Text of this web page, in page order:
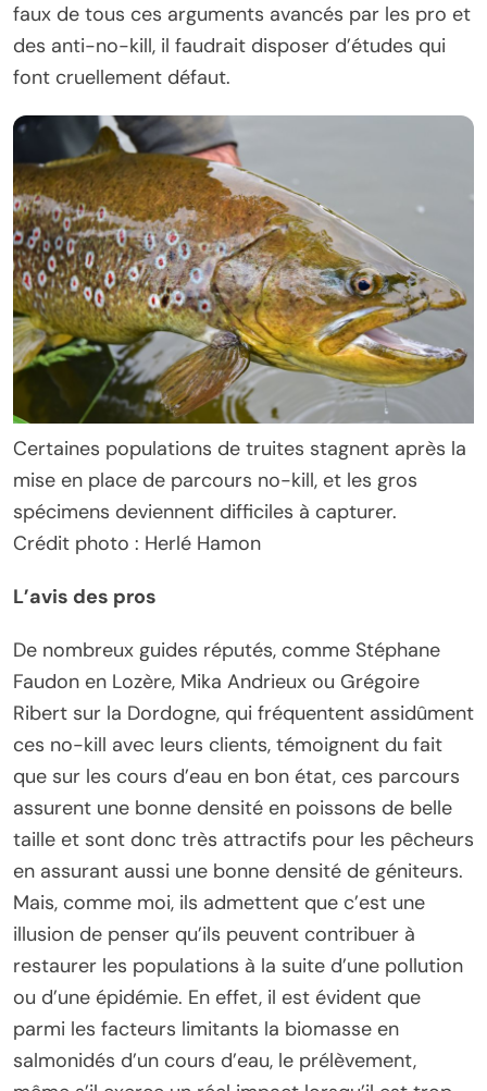
faux de tous ces arguments avancés par les pro et
des anti-no-kill, il faudrait disposer d’études qui
font cruellement défaut.
Certaines populations de truites stagnent après la
mise en place de parcours no-kill, et les gros
spécimens deviennent difficiles à capturer.
Crédit photo : Herlé Hamon
L’avis des pros
De nombreux guides réputés, comme Stéphane
Faudon en Lozère, Mika Andrieux ou Grégoire
Ribert sur la Dordogne, qui fréquentent assidûment
ces no-kill avec leurs clients, témoignent du fait
que sur les cours d’eau en bon état, ces parcours
assurent une bonne densité en poissons de belle
taille et sont donc très attractifs pour les pêcheurs
en assurant aussi une bonne densité de géniteurs.
Mais, comme moi, ils admettent que c’est une
illusion de penser qu’ils peuvent contribuer à
restaurer les populations à la suite d’une pollution
ou d’une épidémie. En effet, il est évident que
parmi les facteurs limitants la biomasse en
salmonidés d’un cours d’eau, le prélèvement,